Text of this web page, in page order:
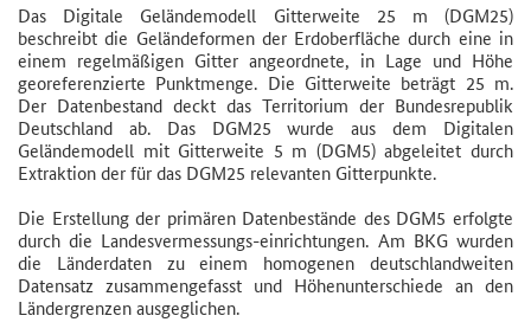
Das Digitale Geländemodell Gitterweite 25 m (DGM25)
beschreibt die Geländeformen der Erdoberfläche durch eine in
einem regelmäßigen Gitter angeordnete, in Lage und Höhe
georeferenzierte Punktmenge. Die Gitterweite beträgt 25 m.
Der Datenbestand deckt das Territorium der Bundesrepublik
Deutschland ab. Das DGM25 wurde aus dem Digitalen
Geländemodell mit Gitterweite 5 m (DGM5) abgeleitet durch
Extraktion der für das DGM25 relevanten Gitterpunkte.
Die Erstellung der primären Datenbestände des DGM5 erfolgte
durch die Landesvermessungs-einrichtungen. Am BKG wurden
die Länderdaten zu einem homogenen deutschlandweiten
Datensatz zusammengefasst und Höhenunterschiede an den
Ländergrenzen ausgeglichen.